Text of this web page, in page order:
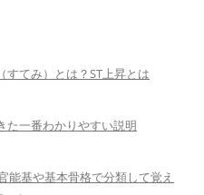
すてみ）とは？ST上昇とは
た一番わかりやすい説明
能基や基本骨格で分類して覚え